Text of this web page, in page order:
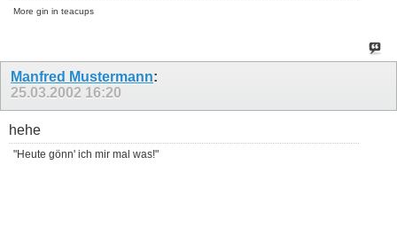
More gin in teacups
Manfred Mustermann:
25.03.2002 16:20
hehe
"Heute gönn' ich mir mal was!"